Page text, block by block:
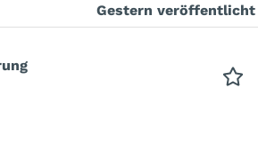
Gestern veröffentlicht